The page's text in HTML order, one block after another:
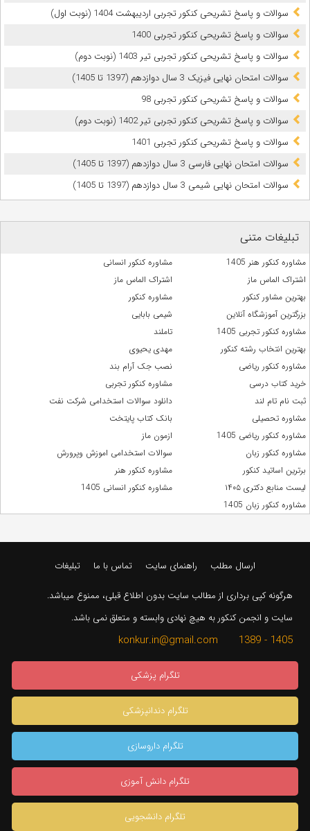
سوالات و پاسخ تشریحی کنکور تجربی اردیبهشت 1404 (نوبت اول)
سوالات و پاسخ تشریحی کنکور تجربی 1400
سوالات و پاسخ تشریحی کنکور تجربی تیر 1403 (نوبت دوم)
سوالات امتحان نهایی فیزیک 3 سال دوازدهم (1397 تا 1405)
سوالات و پاسخ تشریحی کنکور تجربی 98
سوالات و پاسخ تشریحی کنکور تجربی تیر 1402 (نوبت دوم)
سوالات و پاسخ تشریحی کنکور تجربی 1401
سوالات امتحان نهایی فارسی 3 سال دوازدهم (1397 تا 1405)
سوالات امتحان نهایی شیمی 3 سال دوازدهم (1397 تا 1405)
تبلیغات متنی
مشاوره کنکور هنر 1405
مشاوره کنکور انسانی
اشتراک الماس ماز
اشتراک الماس ماز
بهترین مشاور کنکور
مشاوره کنکور
بزرگترین آموزشگاه آنلاین
شیمی بابایی
مشاوره کنکور تجربی 1405
تاملند
بهترین انتخاب رشته کنکور
مهدی یحیوی
مشاوره کنکور ریاضی
نصب جک آرام بند
خرید کتاب درسی
مشاوره کنکور تجربی
ثبت نام تام لند
دانلود سوالات استخدامی شرکت نفت
مشاوره تحصیلی
بانک کتاب پایتخت
مشاوره کنکور ریاضی 1405
ازمون ماز
مشاوره کنکور زبان
سوالات استخدامی اموزش وپرورش
برترین اساتید کنکور
مشاوره کنکور هنر
لیست منابع دکتری ۱۴۰۵
مشاوره کنکور انسانی 1405
مشاوره کنکور زبان 1405
ارسال مطلب راهنمای سایت تماس با ما تبلیغات
هرگونه کپی برداری از مطالب سایت بدون اطلاع قبلی، ممنوع میباشد.
سایت و انجمن کنکور به هیچ نهادی وابسته و متعلق نمی باشد.
1405 - 1389 konkur.in@gmail.com
تلگرام پزشکی
تلگرام دندانپزشکی
تلگرام داروسازی
تلگرام دانش آموزی
تلگرام دانشجویی